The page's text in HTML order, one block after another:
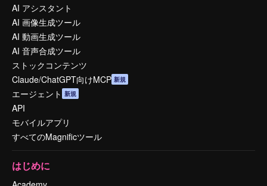
AI アシスタント
AI 画像生成ツール
AI 動画生成ツール
AI 音声合成ツール
ストックコンテンツ
Claude/ChatGPT向けMCP 新規
エージェント 新規
API
モバイルアプリ
すべてのMagnificツール
はじめに